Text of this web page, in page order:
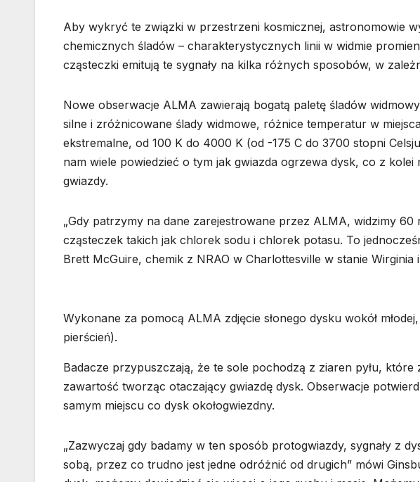
Aby wykryć te związki w przestrzeni kosmicznej, astronomowie
chemicznych śladów – charakterystycznych linii w widmie
cząsteczki emitują te sygnały na kilka różnych sposobów, w
Nowe obserwacje ALMA zawierają bogatą paletę śladów
silne i zróżnicowane ślady widmowe, różnice temperatur w
ekstremalne, od 100 K do 4000 K (od -175 C do 3700 stopni
nam wiele powiedzieć o tym jak gwiazda ogrzewa dysk, co z
gwiazdy.
„Gdy patrzymy na dane zarejestrowane przez ALMA, widzimy
cząsteczek takich jak chlorek sodu i chlorek potasu. To
Brett McGuire, chemik z NRAO w Charlottesville w stanie Wirginia
Wykonane za pomocą ALMA zdjęcie słonego dysku wokół
pierścień).
Badacze przypuszczają, że te sole pochodzą z ziaren pyłu, które
zawartość tworząc otaczający gwiazdę dysk. Obserwacje
samym miejscu co dysk okołogwiezdny.
„Zazwyczaj gdy badamy w ten sposób protogwiazdy, sygnały z
sobą, przez co trudno jest jedne odróżnić od drugich” mówi